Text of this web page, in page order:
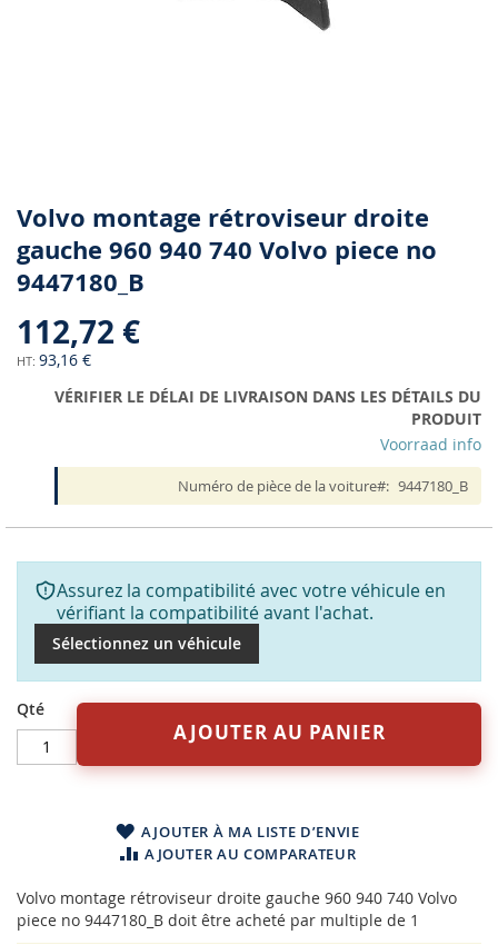
Skip
to
the
beginning
the
images
gallery
Volvo montage rétroviseur droite
gauche 960 940 740 Volvo piece no
9447180_B
112,72 €
93,16 €
VÉRIFIER LE DÉLAI DE LIVRAISON DANS LES DÉTAILS DU
PRODUIT
Voorraad info
Numéro de pièce de la voiture 9447180_B
Assurez la compatibilité avec votre véhicule en
vérifiant la compatibilité avant l'achat.
Sélectionnez un véhicule
Qté
AJOUTER AU PANIER
AJOUTER À MA LISTE D’ENVIE
AJOUTER AU COMPARATEUR
Volvo montage rétroviseur droite gauche 960 940 740 Volvo
piece no 9447180_B doit être acheté par multiple de 1